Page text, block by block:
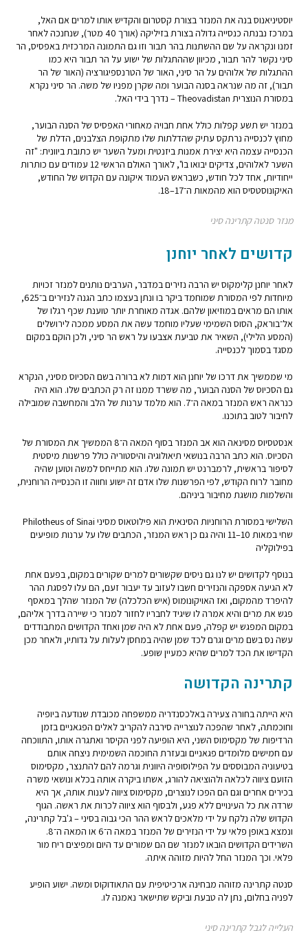
יוסטיניאנוס בנה את המנזר בצורת קסטרום והקדיש אותו למרים אם האל,
במרכז נבנתה כנסייה גדולה בצורת בזיליקה (אורך 40 מטר), שנחנכה לאחר
זמנו ונקראה על שם ההשתנות בהר תבור וזו גם התמונה המרכזית באפסיס, הר
סיני נקשר להר תבור, מכיוון שההתגלות של ישוע על הר תבור היא כמו
ההתגלות של אלוהים על הר סיני, האור של הטרנספיגורציה (האור של הר
תבור), זה מה שנראה בסנה הבוער ומה שקרן מפניו של משה. הר סיני נקרא
במסורת הנוצרית Theovadistan – נדרך בידי האל.
במנזר יש תשע קפלות כולל אחת חבויה מאחורי האפסיס של הסנה הבוער,
מחוץ לכנסייה נרתקס עתיק שהדלתות שלו מתקופת הצלבנים, הדלת של
הכנסייה עצמה היא יצירת אמנות ביזנטית ומעל השער יש כתובת ביוונית: "זה
השער לאלוהים, צדיקים יבואו בו", לאורך האולם הראשי 12 עמודים עם כותרות
ייחודיות, אחד לכל חודש, כשבראש העמוד איקונה עם הקדוש של החודש,
האיקונוסטסיס הוא מהמאות ה־17–18.
מנזר סנטה קתרינה סיני
קדושים לאחר יוחנן
לאחר יוחנן קלימקוס יש הרבה נזירים במדבר, הערבים נותנים למנזר זכויות
מיוחדות לפי המסורת שמוחמד ביקר בו ונתן בעצמו כתב הגנה לנזירים ב־625,
אותו הם מראים במוזיאון שלהם. אגדה מאוחרת יותר טוענת שכף רגלו של
אל־בוראק, הסוס השמימי שעליו מוחמד עשה את המסע ממכה לירושלים
(המסע הלילי), השאיר את טביעת אצבעו על ראש הר סיני, ולכן הוקם במקום
מסגד בסמוך לכנסייה.
מי שממשיך את דרכו של יוחנן הוא דמות לא ברורה בשם הסכיוס מסיני, הנקרא
גם הסכיוס של הסנה הבוער, מה ששרד ממנו זה רק הכתבים שלו. הוא היה
כנראה ראש המנזר במאה ה־7. הוא מלמד ערנות של הלב והמחשבה שמובילה
לחיבור לטוב בתוכנו.
אנסטסיוס מסינאה הוא אב המנזר בסוף המאה ה־8 הממשיך את המסורת של
הסכיוס. הוא כתב הרבה בנושאי תיאולוגיה והיסטוריה כולל פרשנות מיסטית
לסיפור בראשית, לרמברנט יש תמונה שלו. הוא מתייחס למשה וטוען שהיה
מחובר לרוח הקודש, לפי הפרשנות שלו אדם זה ישוע וחווה זו הכנסייה הרוחנית,
והשלמות מושגת מחיבור ביניהם.
השלישי במסורת הרוחניות הסינאית הוא פילוטאוס מסיני Philotheus of Sinai
שחי במאות 10–11 והיה גם כן ראש המנזר, הכתבים שלו על ערנות מופיעים
בפילוקליה
בנוסף לקדושים יש לנו גם ניסים שקשורים למרים שקורים במקום, בפעם אחת
לא הגיעה אספקה והנזירים חשבו לעזוב עד יעבור זעם, הם עלו לפסגת ההר
להיפרד מהמקום, ואז האויקונומוס (איש הכלכלה) של המנזר שהלך במאסף
פגש את מרים והיא אמרה לו שיגיד לחבריו לחזור למנזר כי שיירה בדרך אליהם,
במקום המפגש יש קפלה, פעם אחת לא היה שמן ואחד הקדושים המתבודדים
עשה נס בשם מרים וגרם לכד שמן שהיה במחסן לעלות על גדותיו, ולאחר מכן
הקדישו את הכד למרים שהיא כמעיין שופע.
קתרינה הקדושה
היא הייתה בחורה צעירה באלכסנדריה ממשפחה מכובדת שנודעה ביופיה
וחוכמתה, לאחר שהפכה לנוצרייה סירבה להקריב לאלים הפגאניים בזמן
הרדיפות של מקסימוס השני, היא הופיעה לפני הקיסר ואתגרה אותו, התווכחה
עם חמישים מלומדים פגאניים ובעזרת החוכמה השמימית ניצחה אותם
בטיעוניה המבוססים על הפילוסופיה היוונית וגרמה להם להתנצר, מקסימוס
הזועם ציווה לכלאה ולהוציאה להורג, אשתו ביקרה אותה בכלא ונושאי משרה
בכירים אחרים וגם הם הפכו לנוצרים, מקסימוס ציווה לענות אותה, אך היא
שרדה את כל העינויים ללא פגע, ולבסוף הוא ציווה לכרות את ראשה. הגוף
הקדוש שלה נלקח על ידי מלאכים לראש ההר הכי גבוה בסיני – ג'בל קתרינה,
ונמצא באופן פלאי על ידי הנזירים של המנזר במאה ה־6 או המאה ה־8.
השרידים הקדושים הובאו למנזר שם הם שמורים עד היום ומפיצים ריח מור
פלאי. וכך המנזר החל להיות מזוהה איתה.
סנטה קתרינה מזוהה מבחינה ארכיטיפית עם התאודוקוס ומשה. ישוע הופיע
לפניה בחלום, נתן לה טבעת וביקש שתישאר נאמנה לו.
העלייה לגבל קתרינה סיני